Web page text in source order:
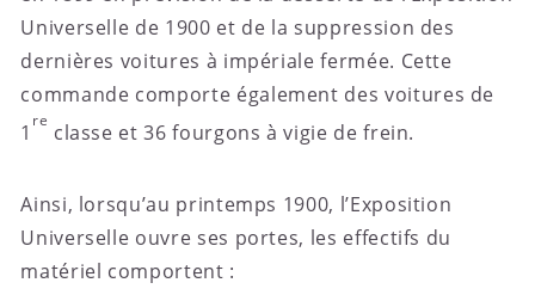
Universelle de 1900 et de la suppression des
dernières voitures à impériale fermée. Cette
commande comporte également des voitures de
1
re
classe et 36 fourgons à vigie de frein.
Ainsi, lorsqu’au printemps 1900, l’Exposition
Universelle ouvre ses portes, les effectifs du
matériel comportent :